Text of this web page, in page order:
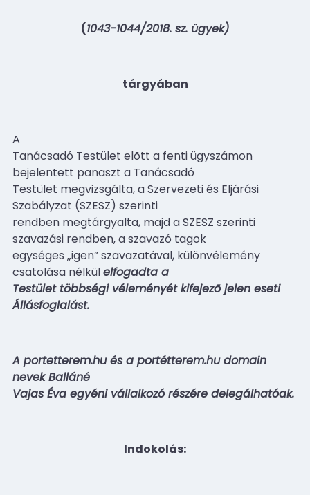
(1043-1044/2018. sz. ügyek)
tárgyában
A
Tanácsadó Testület elõtt a fenti ügyszámon
bejelentett panaszt a Tanácsadó
Testület megvizsgálta, a Szervezeti és Eljárási
Szabályzat (SZESZ) szerinti
rendben megtárgyalta, majd a SZESZ szerinti
szavazási rendben, a szavazó tagok
egységes „igen” szavazatával, különvélemény
csatolása nélkülelfogadta a
Testület többségi véleményét kifejezõ jelen eseti
Állásfoglalást.
A portetterem.hu és a portétterem.hu domain
nevek Balláné
Vajas Éva egyéni vállalkozó részére delegálhatóak.
Indokolás: